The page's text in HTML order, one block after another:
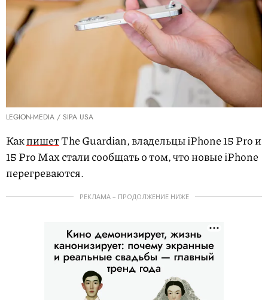
LEGION-MEDIA / SIPA USA
КакпишетThe Guardian, владельцы iPhone 15 Pro и
15 Pro Max стали сообщать о том, что новые iPhone
перегреваются.
РЕКЛАМА – ПРОДОЛЖЕНИЕ НИЖЕ